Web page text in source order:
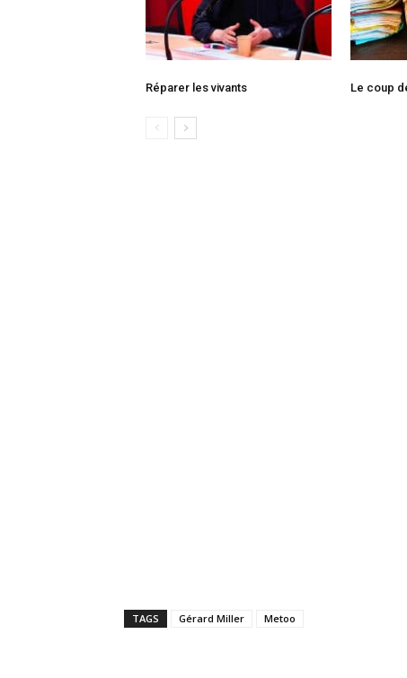
Réparer les vivants Le coup
TAGS Gérard Miller Metoo